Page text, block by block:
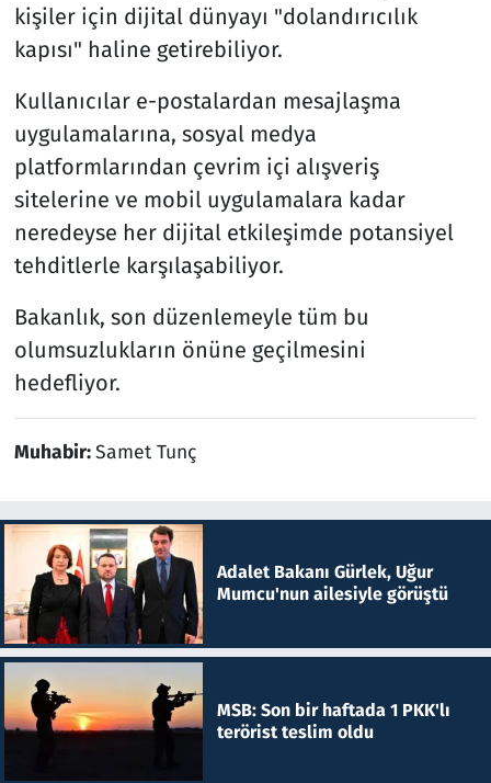
kişiler için dijital dünyayı "dolandırıcılık
kapısı" haline getirebiliyor.
Kullanıcılar e-postalardan mesajlaşma
uygulamalarına, sosyal medya
platformlarından çevrim içi alışveriş
sitelerine ve mobil uygulamalara kadar
neredeyse her dijital etkileşimde potansiyel
tehditlerle karşılaşabiliyor.
Bakanlık, son düzenlemeyle tüm bu
olumsuzlukların önüne geçilmesini
hedefliyor.
Muhabir:Samet Tunç
Adalet Bakanı Gürlek, Uğur
Mumcu'nun ailesiyle görüştü
MSB: Son bir haftada 1 PKK'lı
terörist teslim oldu